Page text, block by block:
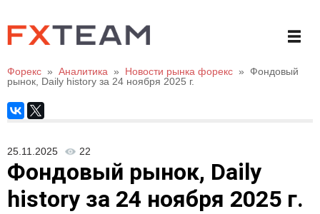
Форекс » Аналитика » Новости рынка форекс » Фондовый
рынок, Daily history за 24 ноября 2025 г.
25.11.2025 22
Фондовый рынок, Daily
history за 24 ноября 2025 г.